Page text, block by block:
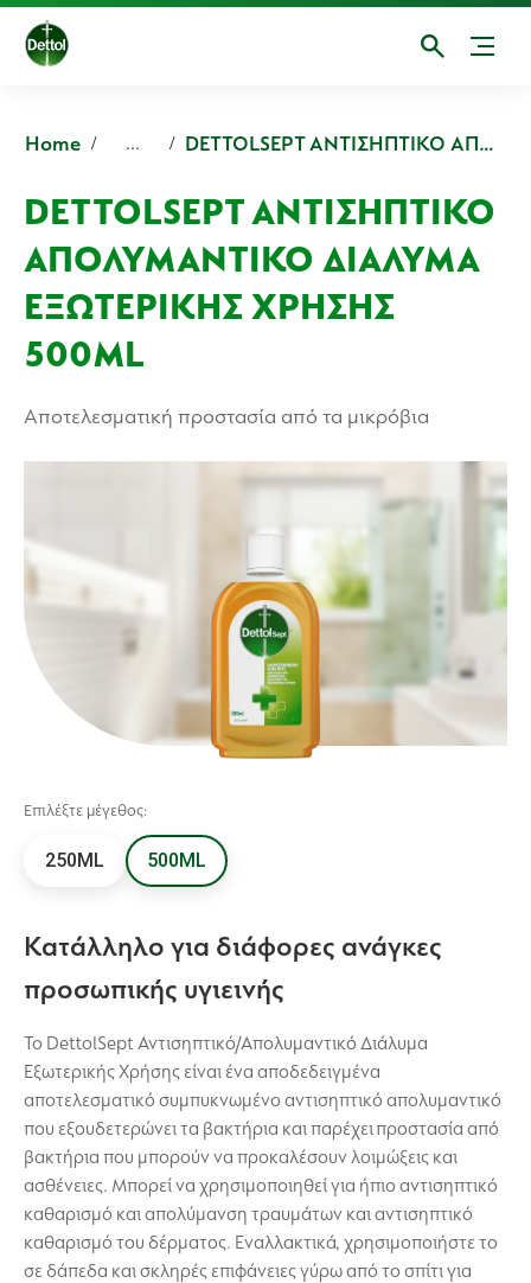
Home ... DETTOLSEPT ΑΝΤΙΣΗΠΤΙΚΟ ΑΠΟΛΥΜΑΝΤΙΚΟ ΔΙΑΛΥΜΑ ΕΞΩΤΕΡΙΚΗΣ ΧΡΗΣΗΣ
DETTOLSEPT ΑΝΤΙΣΗΠΤΙΚΟ
ΑΠΟΛΥΜΑΝΤΙΚΟ ΔΙΑΛΥΜΑ
ΕΞΩΤΕΡΙΚΗΣ ΧΡΗΣΗΣ
500ML
Αποτελεσματική προστασία από τα μικρόβια
Επιλέξτε μέγεθος:
250ML 500ML
Κατάλληλο για διάφορες ανάγκες
προσωπικής υγιεινής
Το DettolSept Αντισηπτικό/Απολυμαντικό Διάλυμα
Εξωτερικής Χρήσης είναι ένα αποδεδειγμένα
αποτελεσματικό συμπυκνωμένο αντισηπτικό απολυμαντικό
που εξουδετερώνει τα βακτήρια και παρέχει προστασία από
βακτήρια που μπορούν να προκαλέσουν λοιμώξεις και
ασθένειες. Μπορεί να χρησιμοποιηθεί για ήπιο αντισηπτικό
καθαρισμό και απολύμανση τραυμάτων και αντισηπτικό
καθαρισμό του δέρματος. Εναλλακτικά, χρησιμοποιήστε το
σε δάπεδα και σκληρές επιφάνειες γύρω από το σπίτι για